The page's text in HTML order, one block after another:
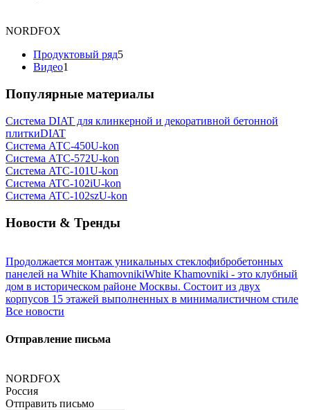
NORDFOX
Продуктовый ряд5
Видео1
Популярные материалы
Система DIAT для клинкерной и декоративной бетонной
плиткиDIAT
Система АТС-450U-kon
Система АТС-572U-kon
Система ATС-101U-kon
Система ATС-102iU-kon
Система ATС-102szU-kon
Новости & Тренды
Продолжается монтаж уникальных стеклофибробетонных
панелей на White KhamovnikiWhite Khamovniki - это клубный
дом в историческом районе Москвы. Состоит из двух
корпусов 15 этажей выполненных в минималистичном стиле
Все новости
Отправление письма
NORDFOX
Россия
Отправить письмо